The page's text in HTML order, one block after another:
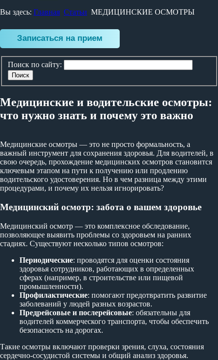
Вы здесь: Главная Статьи МЕДИЦИНСКИЕ ОСМОТРЫ
Записаться на прием
Поиск по сайту:
Поиск
Медицинские и водительские осмотры:
что нужно знать и почему это важно
Медицинские осмотры — это не просто формальность, а
важный инструмент для сохранения здоровья. Для водителей, в
свою очередь, прохождение медицинских осмотров становится
ключевым этапом на пути к получению или продлению
водительского удостоверения. Но в чем разница между этими
процедурами, и почему их нельзя игнорировать?
Медицинский осмотр: забота о вашем здоровье
Медицинский осмотр — это комплексное обследование,
позволяющее выявить проблемы со здоровьем на ранних
стадиях. Существуют несколько типов осмотров:
Периодические: проводятся для оценки состояния
здоровья сотрудников, работающих в определенных
сферах (например, в строительстве или пищевой
промышленности).
Профилактические: помогают предотвратить развитие
заболеваний у людей разных возрастов.
Предрейсовые и послерейсовые: обязательны для
водителей коммерческого транспорта, чтобы обеспечить
безопасность на дорогах.
Такие осмотры включают проверки зрения, слуха, состояния
сердечно-сосудистой системы и общий анализ здоровья.